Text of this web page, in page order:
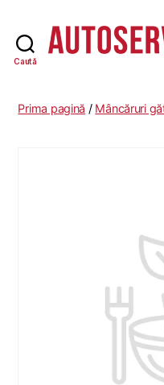
Caută
Prima pagină / Mâncăruri